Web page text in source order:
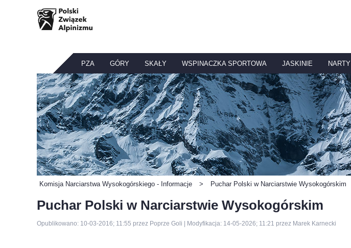
PZA GÓRY SKAŁY WSPINACZKA SPORTOWA JASKINIE NARTY
Komisja Narciarstwa Wysokogórskiego - Informacje > Puchar Polski w Narciarstwie Wysokogórskim
Puchar Polski w Narciarstwie Wysokogórskim
Opublikowano: 10-03-2016; 11:55 przez Poprze Goli | Modyfikacja: 14-05-2026; 11:21 przez Marek Karnecki